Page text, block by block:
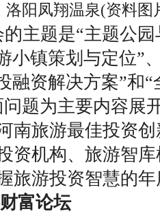
洛阳凤翔温泉(资料图
主题是“主题公
小镇策划与定位”
融资解决方案”和
题为主要内容展
南旅游最佳投资
资机构、旅游智
旅游投资智慧的
富论坛